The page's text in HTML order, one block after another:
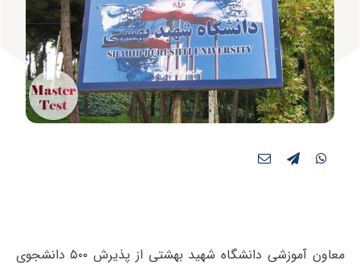
معاون آموزشی دانشگاه شهید بهشتی از پذیرش ۵۰۰ دانشجوی